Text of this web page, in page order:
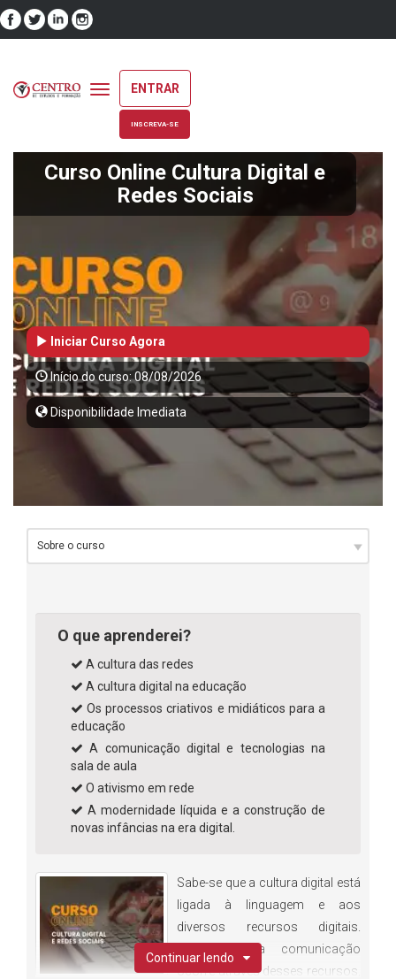
Toggle
navigation
ENTRAR
INSCREVA-SE
Curso Online Cultura Digital e
Redes Sociais
Iniciar Curso Agora
Início do curso: 08/08/2026
Disponibilidade Imediata
O que aprenderei?
A cultura das redes
A cultura digital na educação
Os processos criativos e midiáticos para a
educação
A comunicação digital e tecnologias na
sala de aula
O ativismo em rede
A modernidade líquida e a construção de
novas infâncias na era digital.
Sabe-se que a cultura digital está
ligada à linguagem e aos
diversos recursos digitais.
Atualmente, a comunicação
ocorre através desses recursos,
Continuar lendo